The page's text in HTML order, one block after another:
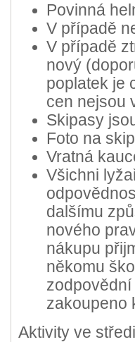
Povinná
V případě
V případě
nový
poplatek je
cen nejsou
Skipasy
Foto na
Vratná
Všichni
dalšímu
nového
nákupu
někomu
zakoupeno
Aktivity ve